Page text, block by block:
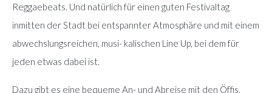
Reggaebeats. Und natürlich für einen guten Festivaltag
inmitten der Stadt bei entspannter Atmosphäre und mit einem
abwechslungsreichen, musi- kalischen Line Up, bei dem für
jeden etwas dabei ist.
Dazu gibt es eine bequeme An- und Abreise mit den Öffis,